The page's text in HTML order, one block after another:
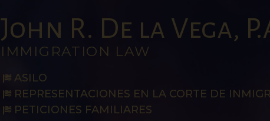
John R. De la Vega,
IMMIGRATION LAW
ASILO
REPRESENTACIONES EN LA CORTE DE
PETICIONES FAMILIARES